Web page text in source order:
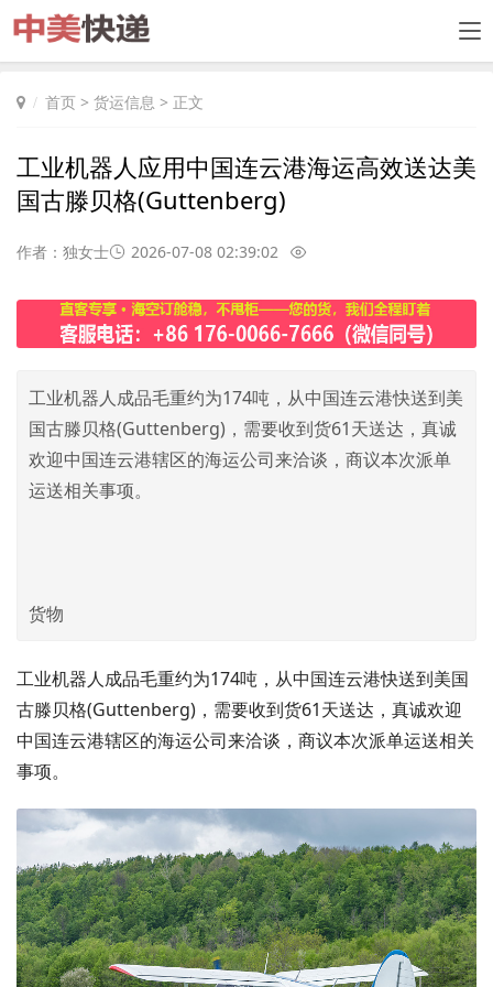
首页 > 货运信息 > 正文
工业机器人应用中国连云港海运高效送达美
国古滕贝格(Guttenberg)
作者：独女士 2026-07-08 02:39:02
工业机器人成品毛重约为174吨，从中国连云港快送到美
国古滕贝格(Guttenberg)，需要收到货61天送达，真诚
欢迎中国连云港辖区的海运公司来洽谈，商议本次派单
运送相关事项。
货物
工业机器人成品毛重约为174吨，从中国连云港快送到美国
古滕贝格(Guttenberg)，需要收到货61天送达，真诚欢迎
中国连云港辖区的海运公司来洽谈，商议本次派单运送相关
事项。